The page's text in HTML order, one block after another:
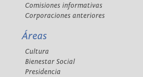
Comisiones informativas
Corporaciones anteriores
Áreas
Cultura
Bienestar Social
Presidencia